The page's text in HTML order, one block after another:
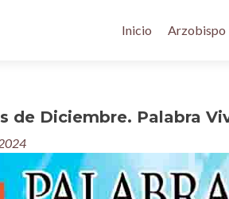
Inicio Arzobispo
de Diciembre. Palabra